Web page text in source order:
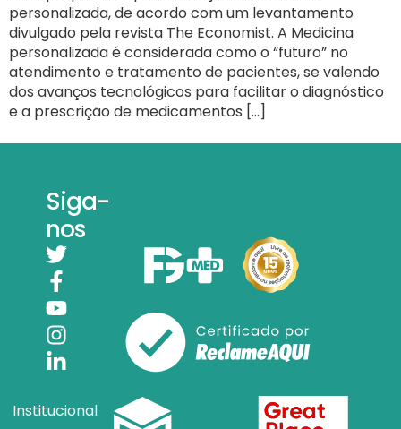
personalizada, de acordo com um levantamento
divulgado pela revista The Economist. A Medicina
personalizada é considerada como o “futuro” no
atendimento e tratamento de pacientes, se valendo
dos avanços tecnológicos para facilitar o diagnóstico
e a prescrição de medicamentos […]
Siga-
nos
Institucional